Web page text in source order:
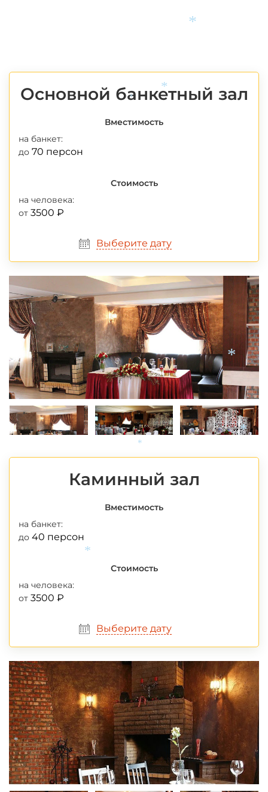
Основной банкетный зал
Вместимость
на банкет:
до 70 персон
Стоимость
на человека:
от 3500 ₽
Выберите дату
Каминный зал
Вместимость
на банкет:
до 40 персон
Стоимость
на человека:
от 3500 ₽
Выберите дату
*
*
*
*